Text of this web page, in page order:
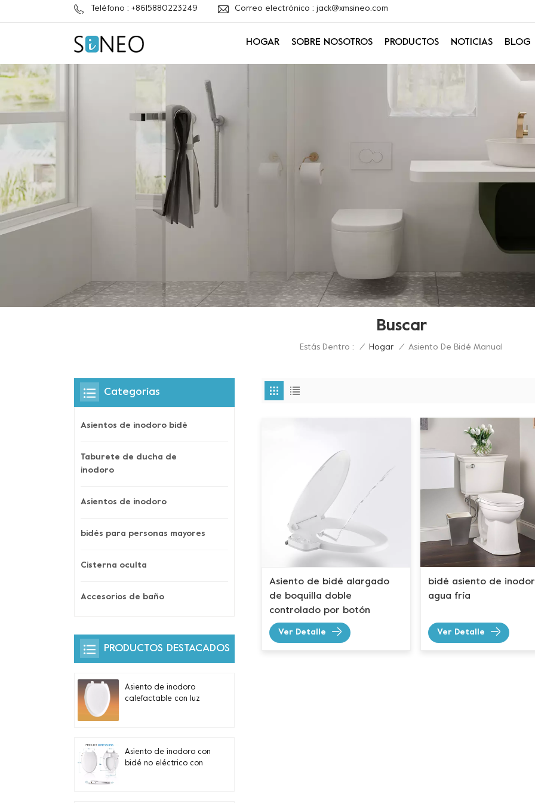
Teléfono : +8615880223249 Correo electrónico : jack@xmsineo.com
HOGAR SOBRE NOSOTROS PRODUCTOS NOTICIAS BLOG
Buscar
Estás Dentro : / Hogar / Asiento De Bidé Manual
Asiento de bidé alargado
de boquilla doble
controlado por botón
clásico
Ver Detalle
bidé asiento de
agua fría
Ver Detalle
Categorías
Asientos de inodoro bidé
Taburete de ducha de
inodoro
Asientos de inodoro
bidés para personas mayores
Cisterna oculta
Accesorios de baño
PRODUCTOS DESTACADOS
Asiento de inodoro
calefactable con luz
forma de V
Asiento de inodoro con
bidé no eléctrico con